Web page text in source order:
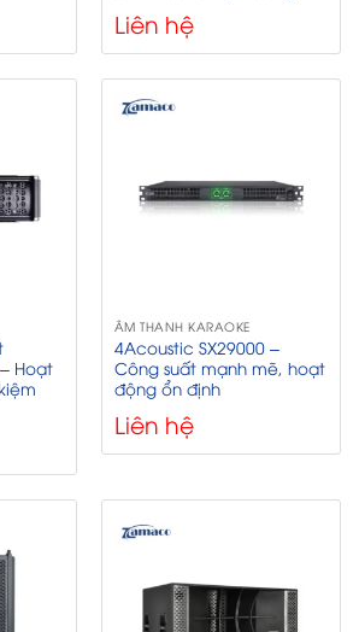
Liên hệ
Hoạt
ÂM THANH KARAOKE
4Acoustic SX29000 –
Công suất mạnh mẽ, hoạt
động ổn định
Liên hệ